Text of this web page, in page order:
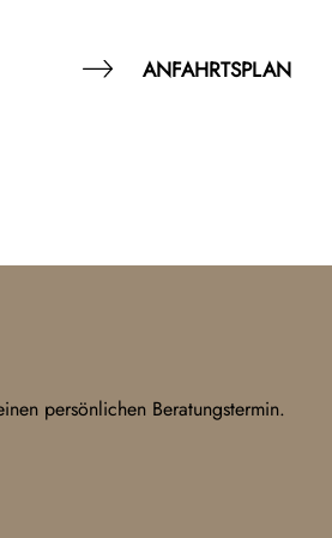
ANFAHRTSPLAN
persönlichen Beratungstermin.